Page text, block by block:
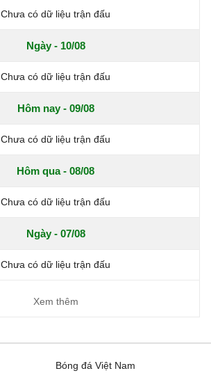
Chưa có dữ liệu trận đấu
Ngày - 10/08
Chưa có dữ liệu trận đấu
Hôm nay - 09/08
Chưa có dữ liệu trận đấu
Hôm qua - 08/08
Chưa có dữ liệu trận đấu
Ngày - 07/08
Chưa có dữ liệu trận đấu
Xem thêm
Bóng đá Việt Nam